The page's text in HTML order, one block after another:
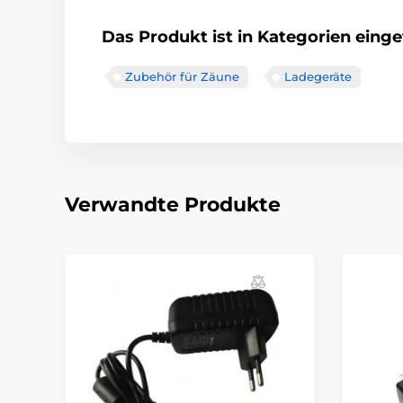
Das Produkt ist in Kategorien
Zubehör für Zäune Ladegeräte
Verwandte Produkte